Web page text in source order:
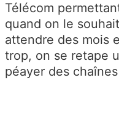
Télécom
quand on le
attendre des mois
trop, on se retape
péayer des